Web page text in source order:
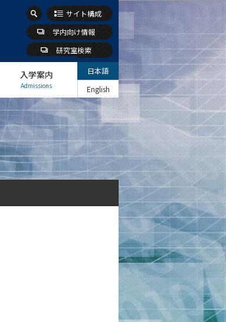
サイト構成
学内向け情報
研究室検索
入学案内
Admissions
日本語
English